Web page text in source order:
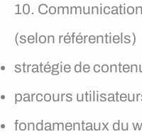
10.
(selon référentiels)
stratégie de
parcours
fondamentaux du